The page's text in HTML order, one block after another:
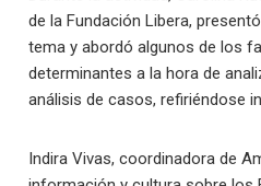
de la Fundación Libera,
tema y abordó algunos de los
determinantes a la hora de
análisis de casos, refiriéndose
Indira Vivas, coordinadora de